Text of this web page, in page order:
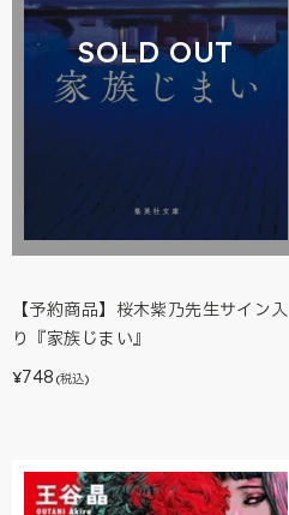
SOLD OUT
【予約商品】桜木紫乃先生サイン入
り『家族じまい』
¥748 (税込)